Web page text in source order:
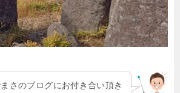
さのブログにお付き合い頂き